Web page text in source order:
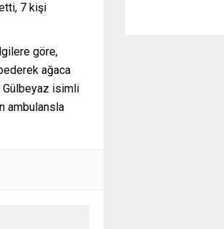
7 kişi
göre,
ağaca
Gülbeyaz isimli
ambulansla